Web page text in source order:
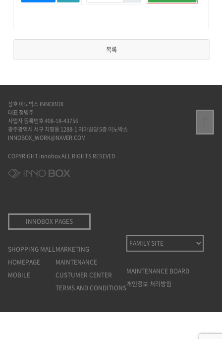
목록
상호 이노박스 INNOBOX
대표 정병주
사업자 등록번호 408-18-43756
광주광역시 서구 치평동 1288-1 지아빌딩 5층 이노박스
INNOBOX_WORK@NAVER.COM
COPYRIGHT innobox ALL RIGHTS RESEVED
INNOBOX PAGES
SHOPPING MALL
HOMEPAGE
MOBILE
MARKETING
MAINTENANCE
CUSTUMER CENTER
TERMS AND CONDITIONS
MAINTENANCE BOARD
개인정보 처리방침